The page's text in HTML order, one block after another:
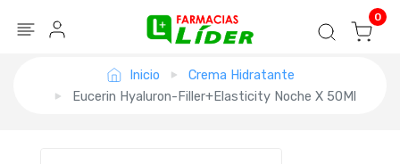
Seguir mi pedido 0
Inicio
Crema Hidratante
Eucerin Hyaluron-Filler+Elasticity Noche X 50Ml